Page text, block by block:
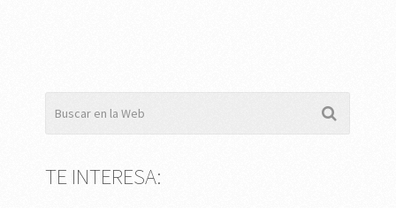
TE INTERESA: